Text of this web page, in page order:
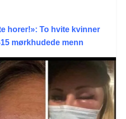
horer!»: To hvite kvinner
mørkhudede menn